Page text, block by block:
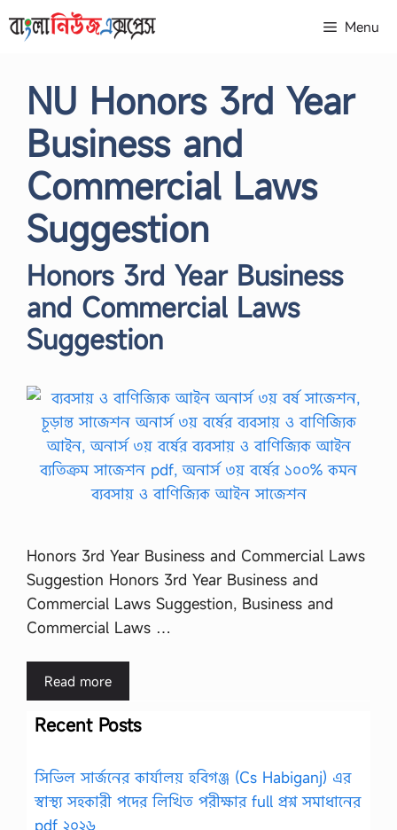
to
Menu
NU Honors 3rd Year
Business and
Commercial Laws
Suggestion
Honors 3rd Year Business
and Commercial Laws
Suggestion
Honors 3rd Year Business and Commercial Laws
Suggestion Honors 3rd Year Business and
Commercial Laws Suggestion, Business and
Commercial Laws …
Read more
Recent Posts
সিভিল সার্জনের কার্যালয় হবিগঞ্জ (Cs Habiganj) এর
স্বাস্থ্য সহকারী পদের লিখিত পরীক্ষার full প্রশ্ন সমাধানের
pdf ২০২৬